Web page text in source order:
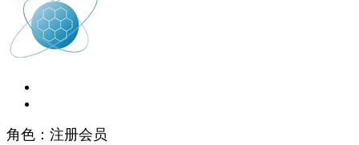
角色：注册会员